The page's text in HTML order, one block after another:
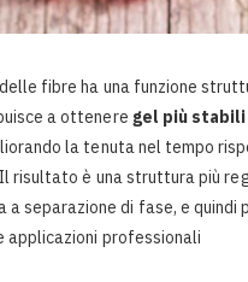
fibre ha una funzione
a ottenere gel più stabili
la tenuta nel tempo
risultato è una struttura più
separazione di fase, e quindi
professionali